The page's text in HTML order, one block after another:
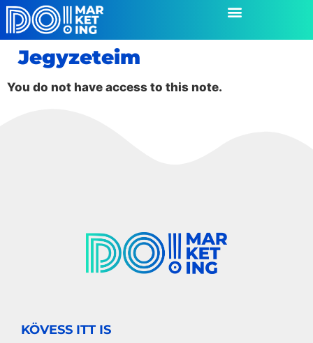
Jegyzeteim
You do not have access to this note.
KÖVESS ITT IS